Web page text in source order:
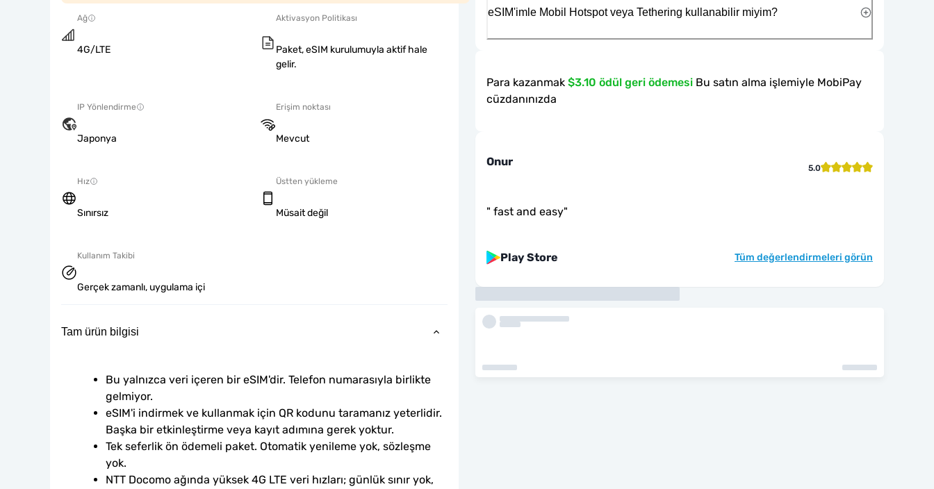
Ağ
4G/LTE
Aktivasyon Politikası
Paket, eSIM kurulumuyla aktif hale
gelir.
IP Yönlendirme
Japonya
Erişim noktası
Mevcut
Hız
Sınırsız
Üstten yükleme
Müsait değil
Kullanım Takibi
Gerçek zamanlı, uygulama içi
Tam ürün bilgisi
Bu yalnızca veri içeren bir eSIM'dir. Telefon numarasıyla birlikte
gelmiyor.
eSIM'i indirmek ve kullanmak için QR kodunu taramanız yeterlidir.
Başka bir etkinleştirme veya kayıt adımına gerek yoktur.
Tek seferlik ön ödemeli paket. Otomatik yenileme yok, sözleşme
yok.
NTT Docomo ağında yüksek 4G LTE veri hızları; günlük sınır yok,
eSIM'imle Mobil Hotspot veya Tethering kullanabilir miyim?
Para kazanmak $3.10 ödül geri ödemesi Bu satın alma işlemiyle MobiPay
cüzdanınızda
Onur 5.0
" fast and easy"
Play Store Tüm değerlendirmeleri görün